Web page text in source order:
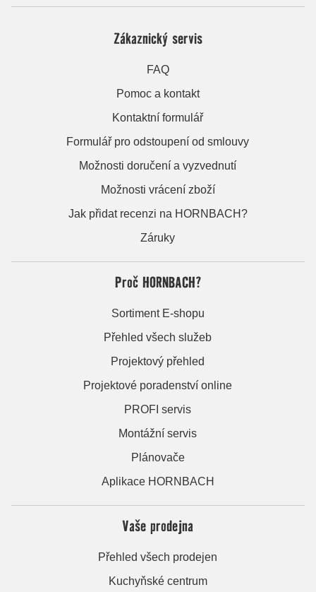
Zákaznický servis
FAQ
Pomoc a kontakt
Kontaktní formulář
Formulář pro odstoupení od smlouvy
Možnosti doručení a vyzvednutí
Možnosti vrácení zboží
Jak přidat recenzi na HORNBACH?
Záruky
Proč HORNBACH?
Sortiment E-shopu
Přehled všech služeb
Projektový přehled
Projektové poradenství online
PROFI servis
Montážní servis
Plánovače
Aplikace HORNBACH
Vaše prodejna
Přehled všech prodejen
Kuchyňské centrum